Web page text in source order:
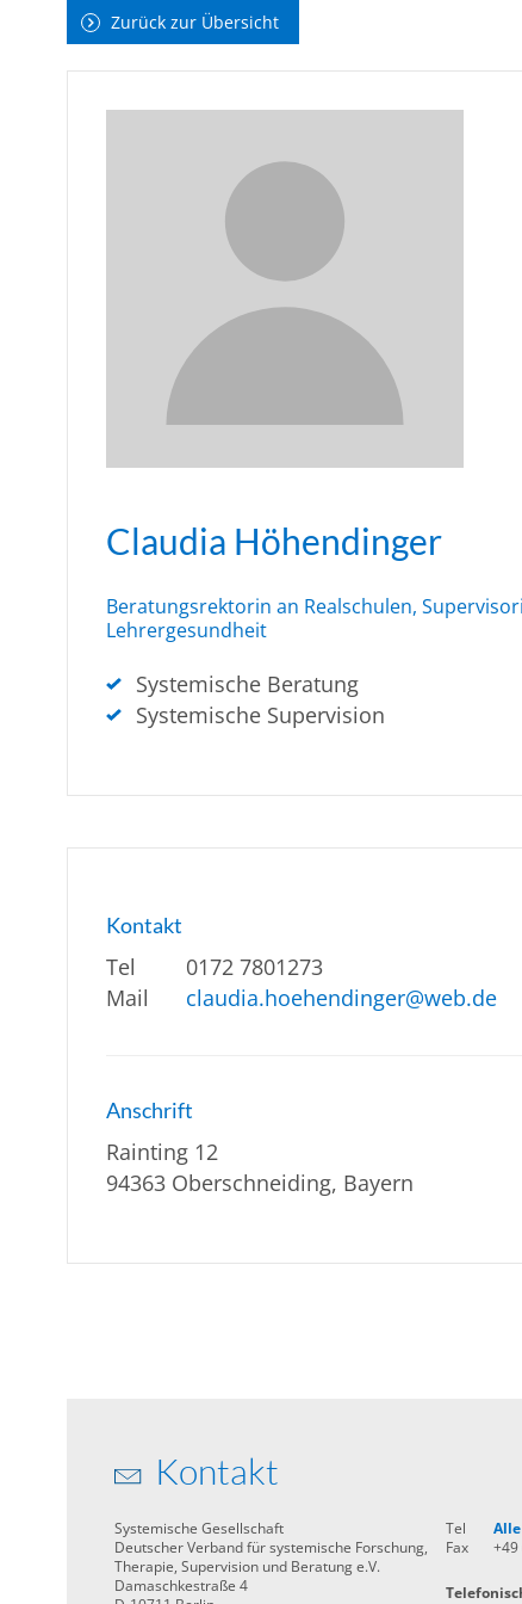
Zurück zur Übersicht
Claudia Höhendinger
Beratungsrektorin an Realschulen,
Lehrergesundheit
Systemische Beratung
Systemische Supervision
Kontakt
Tel
0172 7801273
Mail
claudia.hoehendinger@web.de
Anschrift
Rainting 12
94363 Oberschneiding, Bayern
Kontakt
Systemische Gesellschaft
Deutscher Verband für systemische Forschung,
Therapie, Supervision und Beratung e.V.
Damaschkestraße 4
Tel
Fax
+49